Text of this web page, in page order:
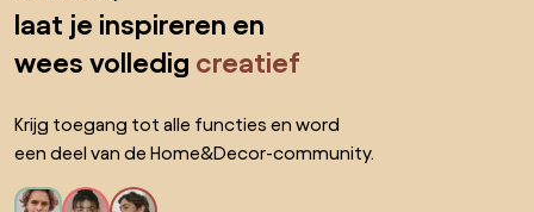
laat je inspireren en
wees volledig creatief
Krijg toegang tot alle functies en word
een deel van de Home&Decor-community.